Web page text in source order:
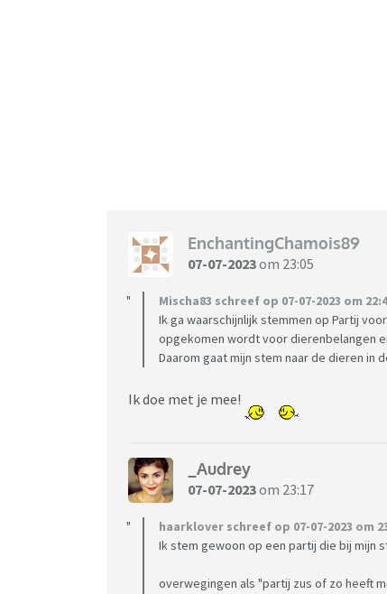
EnchantingChamois89
07-07-2023om 23:05
Mischa83 schreef op 07-07-2023 om
Ik ga waarschijnlijk stemmen op Partij
opgekomen wordt voor dierenbelangen
Daarom gaat mijn stem naar de dieren in
Ik doe met je mee!
_Audrey
07-07-2023om 23:17
haarklover schreef op 07-07-2023 om
Ik stem gewoon op een partij die bij mijn
overwegingen als "partij zus of zo heeft